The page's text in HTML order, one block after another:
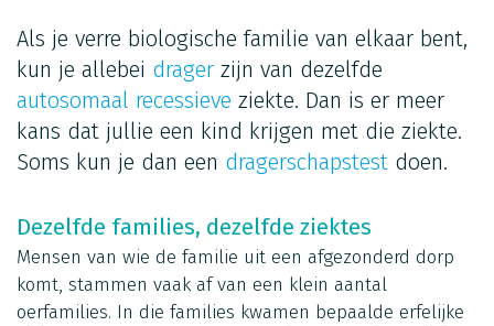
Als je verre biologische familie van elkaar bent,
kun je allebei drager zijn van dezelfde
autosomaal recessieve ziekte. Dan is er meer
kans dat jullie een kind krijgen met die ziekte.
Soms kun je dan een dragerschapstest doen.
Dezelfde families, dezelfde ziektes
Mensen van wie de familie uit een afgezonderd dorp
komt, stammen vaak af van een klein aantal
oerfamilies. In die families kwamen bepaalde erfelijke